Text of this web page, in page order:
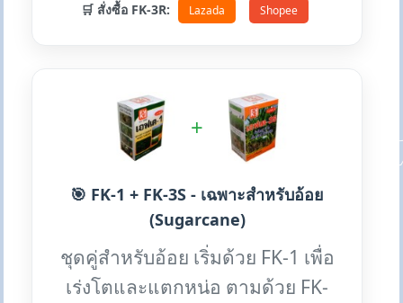
🛒 สั่งซื้อ FK-3R: Lazada Shopee
+
🎯 FK-1 + FK-3S - เฉพาะสำหรับอ้อย
(Sugarcane)
ชุดคู่สำหรับอ้อย เริ่มด้วย FK-1 เพื่อ
เร่งโตและแตกหน่อ ตามด้วย FK-